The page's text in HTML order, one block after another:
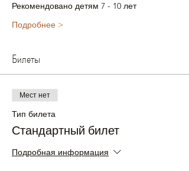
Рекомендовано детям 7 - 10 лет
Подробнее >
Билеты
Мест нет
Тип билета
Стандартный билет
Подробная информация